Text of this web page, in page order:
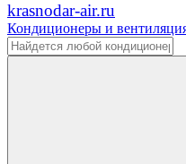
krasnodar-air.ru
Кондиционеры и